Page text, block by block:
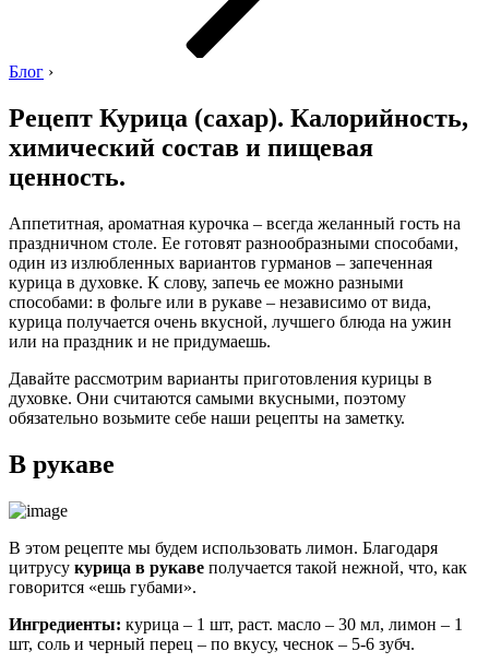
Блог ›
Рецепт Курица (сахар). Калорийность,
химический состав и пищевая
ценность.
Аппетитная, ароматная курочка – всегда желанный гость на
праздничном столе. Ее готовят разнообразными способами,
один из излюбленных вариантов гурманов – запеченная
курица в духовке. К слову, запечь ее можно разными
способами: в фольге или в рукаве – независимо от вида,
курица получается очень вкусной, лучшего блюда на ужин
или на праздник и не придумаешь.
Давайте рассмотрим варианты приготовления курицы в
духовке. Они считаются самыми вкусными, поэтому
обязательно возьмите себе наши рецепты на заметку.
В рукаве
В этом рецепте мы будем использовать лимон. Благодаря
цитрусу курица в рукаве получается такой нежной, что, как
говорится «ешь губами».
Ингредиенты: курица – 1 шт, раст. масло – 30 мл, лимон – 1
шт, соль и черный перец – по вкусу, чеснок – 5-6 зубч.